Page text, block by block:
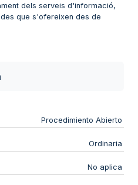
dels serveis d'informació,
que s'ofereixen des de
Procedimiento Abierto
Ordinaria
No aplica